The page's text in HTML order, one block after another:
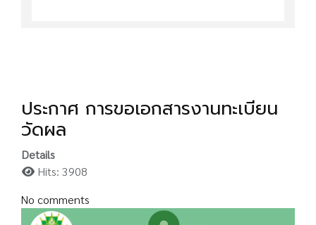
ประกาศ การขอเอกสารงานทะเบียน
วัดผล
Details
Hits: 3908
No comments